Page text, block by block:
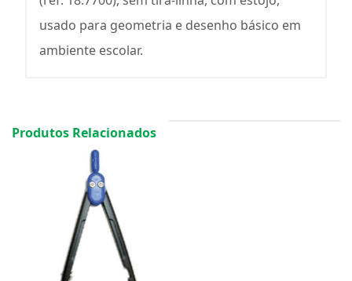
usado para geometria e desenho básico em
ambiente escolar.
Produtos Relacionados